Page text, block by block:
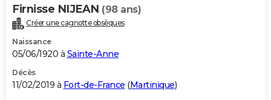
Firnisse NIJEAN (98 ans)
Créer une cagnotte obsèques
Naissance
05/06/1920 à Sainte-Anne
Décès
11/02/2019 à Fort-de-France (Martinique)